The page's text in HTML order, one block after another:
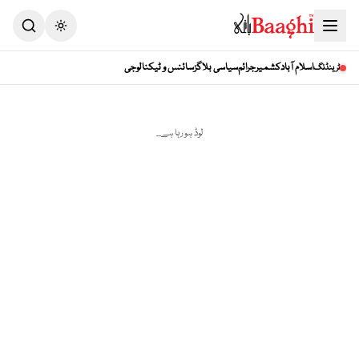
ٹرینڈنگاسلام آبادکشمیرجرائمسیاسی بلاگزسائنس و ٹیکنالوجی
لوڈ ہو رہا ہے...